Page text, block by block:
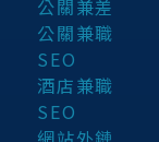
公關兼差
公關兼職
SEO
酒店兼職
SEO